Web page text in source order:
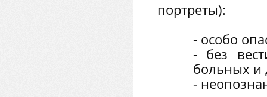
портреты):
- особо
- без
больных и
-